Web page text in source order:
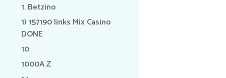
1. Betzino
1) 157190 links Mix Casino
DONE
10
1000A Z